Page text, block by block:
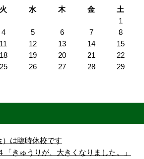
火 水 木 金
土
1
4 5 6 7
8
11 12 13 14
15
18 19 20 21
22
25 26 27 28
29
）は臨時休校です
きゅうりが、大きくなりました。」